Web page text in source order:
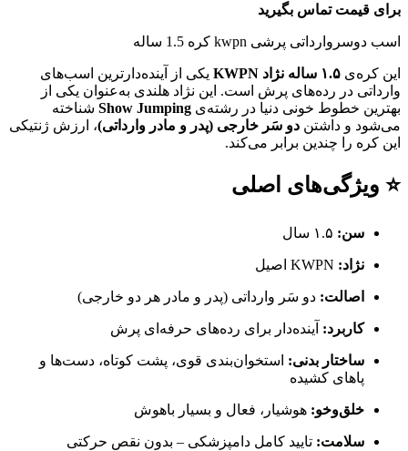
برای قیمت تماس بگیرید
اسب دوسروارداتی پرشی kwpn کره 1.5 ساله
این کره‌ی ۱.۵ ساله نژاد KWPN
یکی از آینده‌دارترین اسب‌های
وارداتی در رده‌های پرش است. این نژاد هلندی به‌عنوان یکی از
بهترین خطوط خونی دنیا در رشته‌ی Show Jumping شناخته
می‌شود و داشتن دو سَر خارجی (پدر و مادر وارداتی)، ارزش ژنتیکی
این کره را چندین برابر می‌کند.
⭐ ویژگی‌های اصلی
سن:
نژاد:
اصالت: دو سَر وارداتی (پدر و مادر هر دو خارجی)
کاربرد: آینده‌دار برای رده‌های حرفه‌ای پرش
ساختار بدنی: استخوان‌بندی قوی، پشت کوتاه، دست‌ها و
پاهای کشیده
خلق‌وخو: هوشیار، فعال و بسیار باهوش
سلامت: تایید کامل دامپزشکی – بدون نقص حرکتی